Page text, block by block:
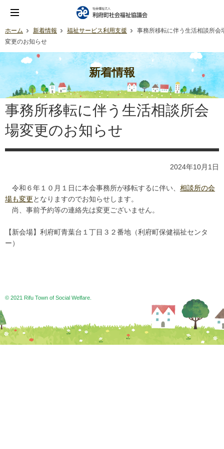
ホーム 新着情報 福祉サービス利用支援
事務所移転に伴う生活相談所会
変更のお知らせ
新着情報
事務所移転に伴う生活相談所会
場変更のお知らせ
2024年10月1日
令和６年１０月１日に本会事務所が移転するに伴い、 相談所の会
場も変更となりますのでお知らせします。
尚、事前予約等の連絡先は変更ございません。
【新会場】利府町青葉台１丁目３２番地（利府町保健福祉センタ
ー）
© 2021 Rifu Town of Social Welfare.